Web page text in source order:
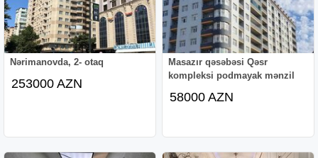
Nərimanovda, 2- otaq
253000 AZN
Masazır qəsəbəsi Qəsr
kompleksi podmayak mənzil
58000 AZN